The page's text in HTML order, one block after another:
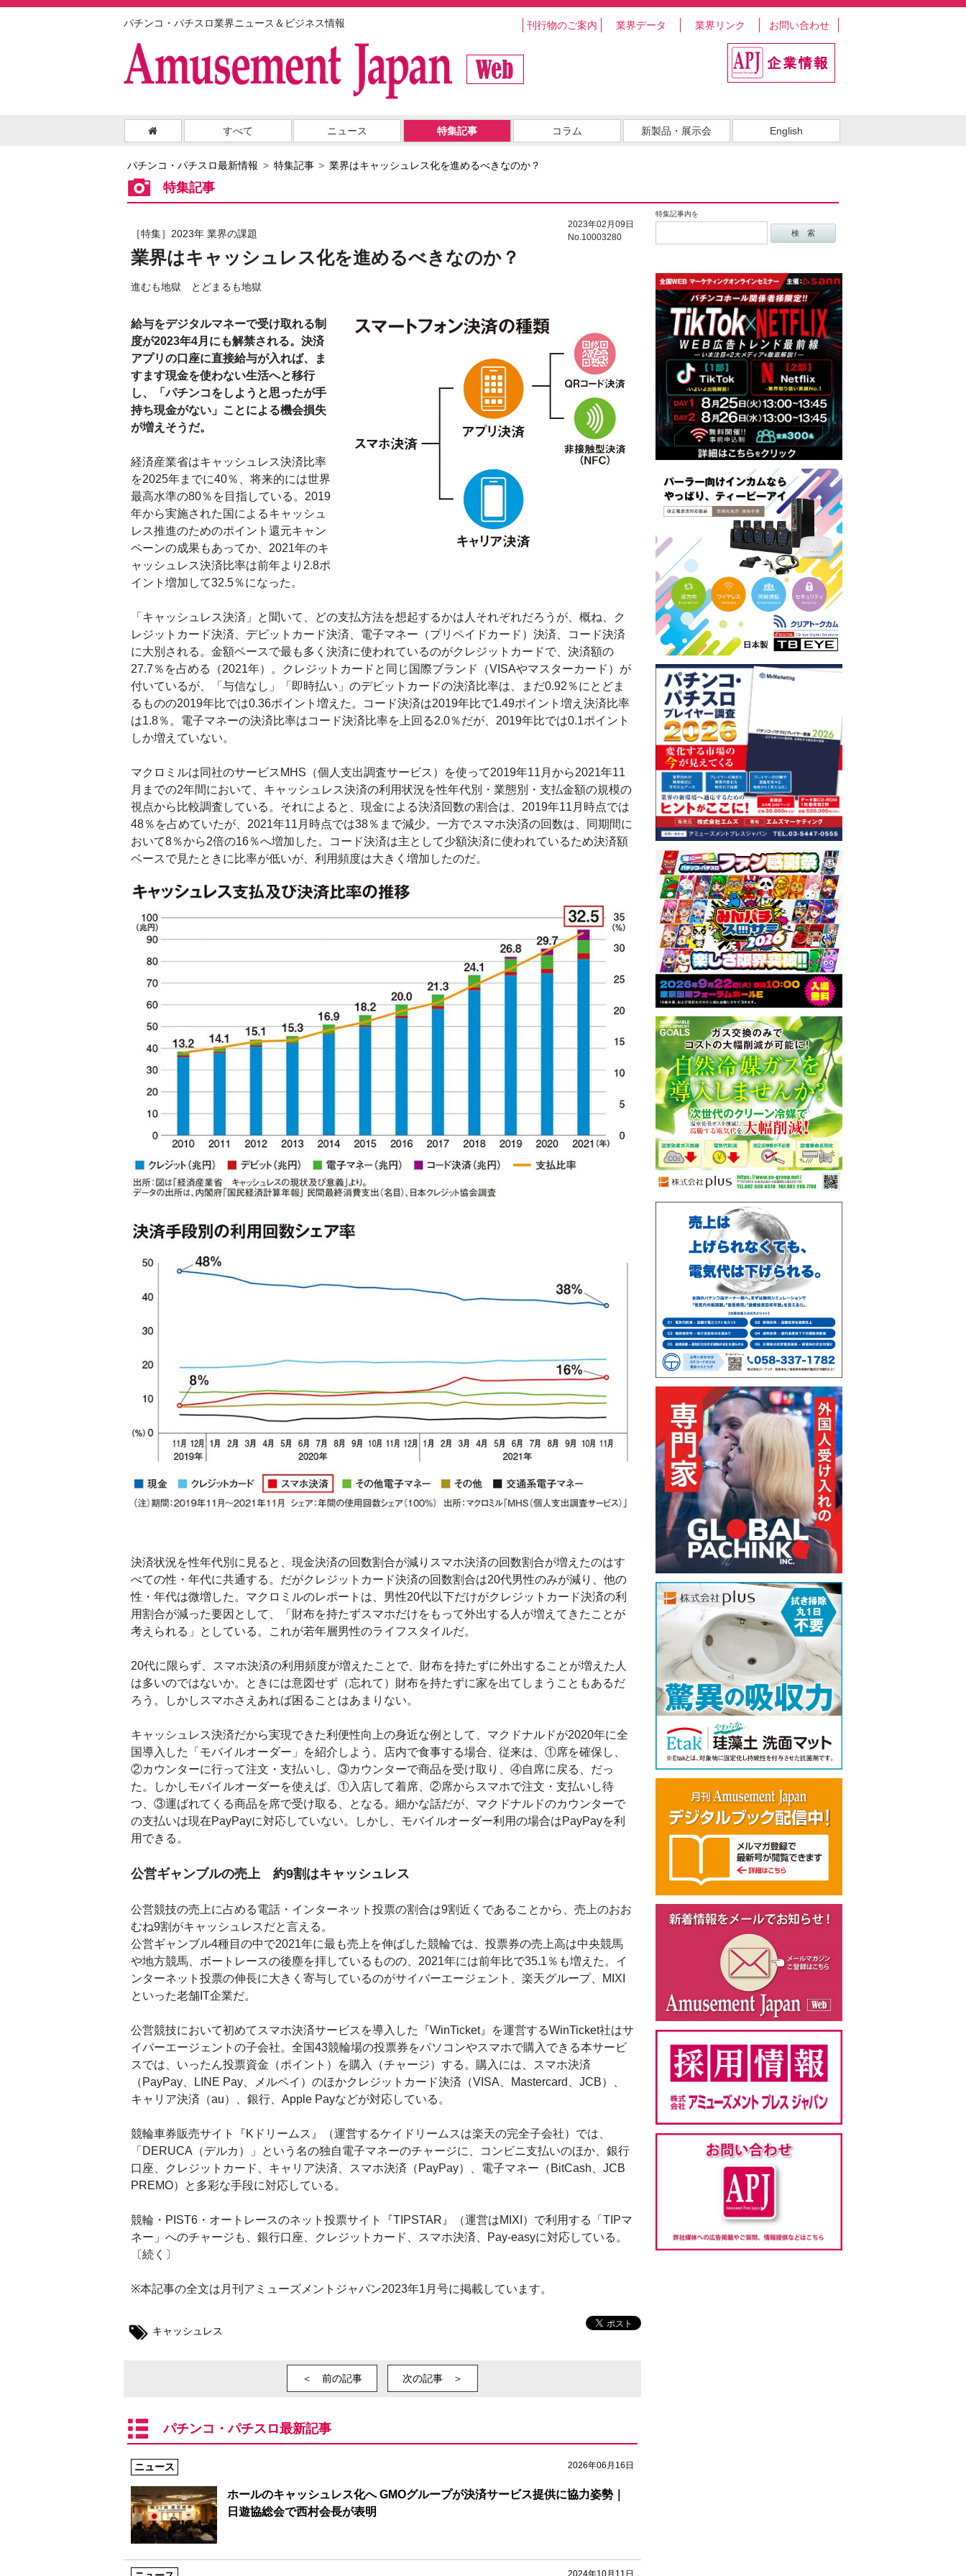
パチンコ・パチスロ業界ニュース＆ビジネス情報 刊行物のご案内 業界データ 業界リンク お問い合わせ
すべて ニュース 特集記事 コラム 新製品・展示会 English
パチンコ・パチスロ最新情報 特集記事 業界はキャッシュレス化を進めるべきなのか？
特集記事
特集記事内を
2023年02月09日
No.10003280
［特集］2023年 業界の課題
業界はキャッシュレス化を進めるべきなのか？
進むも地獄 とどまるも地獄
給与をデジタルマネーで受け取れる制
度が2023年4月にも解禁される。決済
アプリの口座に直接給与が入れば、ま
すます現金を使わない生活へと移行
し、「パチンコをしようと思ったが手
持ち現金がない」ことによる機会損失
が増えそうだ。
経済産業省はキャッシュレス決済比率
を2025年までに40％、将来的には世界
最高水準の80％を目指している。2019
年から実施された国によるキャッシュ
レス推進のためのポイント還元キャン
ペーンの成果もあってか、2021年のキ
ャッシュレス決済比率は前年より2.8ポ
イント増加して32.5％になった。
「キャッシュレス決済」と聞いて、どの支払方法を想起するかは人それぞれだろうが、概ね、ク
レジットカード決済、デビットカード決済、電子マネー（プリペイドカード）決済、コード決済
に大別される。金額ベースで最も多く決済に使われているのがクレジットカードで、決済額の
27.7％を占める（2021年）。クレジットカードと同じ国際ブランド（VISAやマスターカード）が
付いているが、「与信なし」「即時払い」のデビットカードの決済比率は、まだ0.92％にとどま
るものの2019年比では0.36ポイント増えた。コード決済は2019年比で1.49ポイント増え決済比率
は1.8％。電子マネーの決済比率はコード決済比率を上回る2.0％だが、2019年比では0.1ポイント
しか増えていない。
マクロミルは同社のサービスMHS（個人支出調査サービス）を使って2019年11月から2021年11
月までの2年間において、キャッシュレス決済の利用状況を性年代別・業態別・支払金額の規模の
視点から比較調査している。それによると、現金による決済回数の割合は、2019年11月時点では
48％を占めていたが、2021年11月時点では38％まで減少。一方でスマホ決済の回数は、同期間に
おいて8％から2倍の16％へ増加した。コード決済は主として少額決済に使われているため決済額
ベースで見たときに比率が低いが、利用頻度は大きく増加したのだ。
決済状況を性年代別に見ると、現金決済の回数割合が減りスマホ決済の回数割合が増えたのはす
べての性・年代に共通する。だがクレジットカード決済の回数割合は20代男性のみが減り、他の
性・年代は微増した。マクロミルのレポートは、男性20代以下だけがクレジットカード決済の利
用割合が減った要因として、「財布を持たずスマホだけをもって外出する人が増えてきたことが
考えられる」としている。これが若年層男性のライフスタイルだ。
20代に限らず、スマホ決済の利用頻度が増えたことで、財布を持たずに外出することが増えた人
は多いのではないか。ときには意図せず（忘れて）財布を持たずに家を出てしまうこともあるだ
ろう。しかしスマホさえあれば困ることはあまりない。
キャッシュレス決済だから実現できた利便性向上の身近な例として、マクドナルドが2020年に全
国導入した「モバイルオーダー」を紹介しよう。店内で食事する場合、従来は、①席を確保し、
②カウンターに行って注文・支払いし、③カウンターで商品を受け取り、④自席に戻る、だっ
た。しかしモバイルオーダーを使えば、①入店して着席、②席からスマホで注文・支払いし待
つ、③運ばれてくる商品を席で受け取る、となる。細かな話だが、マクドナルドのカウンターで
の支払いは現在PayPayに対応していない。しかし、モバイルオーダー利用の場合はPayPayを利
用できる。
公営ギャンブルの売上 約9割はキャッシュレス
公営競技の売上に占める電話・インターネット投票の割合は9割近くであることから、売上のおお
むね9割がキャッシュレスだと言える。
公営ギャンブル4種目の中で2021年に最も売上を伸ばした競輪では、投票券の売上高は中央競馬
や地方競馬、ボートレースの後塵を拝しているものの、2021年には前年比で35.1％も増えた。イ
ンターネット投票の伸長に大きく寄与しているのがサイバーエージェント、楽天グループ、MIXI
といった老舗IT企業だ。
公営競技において初めてスマホ決済サービスを導入した『WinTicket』を運営するWinTicket社はサ
イバーエージェントの子会社。全国43競輪場の投票券をパソコンやスマホで購入できる本サービ
スでは、いったん投票資金（ポイント）を購入（チャージ）する。購入には、スマホ決済
（PayPay、LINE Pay、メルペイ）のほかクレジットカード決済（VISA、Mastercard、JCB）、
キャリア決済（au）、銀行、Apple Payなどが対応している。
競輪車券販売サイト『Kドリームス』（運営するケイドリームスは楽天の完全子会社）では、
「DERUCA（デルカ）」という名の独自電子マネーのチャージに、コンビニ支払いのほか、銀行
口座、クレジットカード、キャリア決済、スマホ決済（PayPay）、電子マネー（BitCash、JCB
PREMO）と多彩な手段に対応している。
競輪・PIST6・オートレースのネット投票サイト『TIPSTAR』（運営はMIXI）で利用する「TIPマ
ネー」へのチャージも、銀行口座、クレジットカード、スマホ決済、Pay‐easyに対応している。
〔続く〕
※本記事の全文は月刊アミューズメントジャパン2023年1月号に掲載しています。
キャッシュレス
＜ 前の記事 次の記事 ＞
パチンコ・パチスロ最新記事
2026年06月16日
ニュース
ホールのキャッシュレス化へ GMOグループが決済サービス提供に協力姿勢｜
日遊協総会で西村会長が表明